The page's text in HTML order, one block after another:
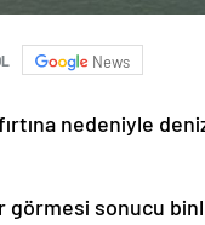
News
nedeniyle
görmesi sonucu